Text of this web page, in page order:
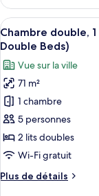
vue
sur
la
baie
Studio,
balcon,
vue
sur
baie
Afficher
toutes
les
photos
pour
ce
type
de
chambre :
double,
4
Chambre double,
Double Beds)
Vue sur la ville
71 m²
1 chambre
5 personnes
2 lits doubles
Wi-Fi gratuit
Plus de détails
Plus